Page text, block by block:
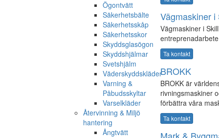
Ögontvätt
Säkerhetsbälte
Säkerhetsskåp
Säkerhetsskor
Skyddsglasögon
Skyddshjälmar
Svetshjälm
Väderskyddskläder
Varning &
Påbudsskyltar
Varselkläder
Återvinning & Miljö
hantering
Ångtvätt
Vägmaskiner
Vägmaskiner i
Ta kontakt
BROKK
BROKK är
rivningsmaskiner
förbättra våra
Ta kontakt